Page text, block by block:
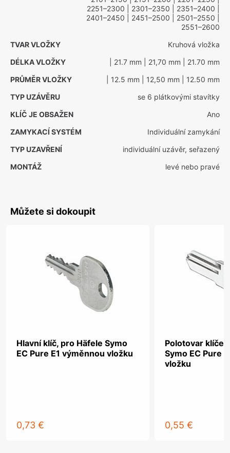
2251–2300 | 2301–2350 | 2351–2400
2401–2450 | 2451–2500 | 2501–2550
2551–2600
TVAR VLOŽKY
Kruhová vložka
DÉLKA VLOŽKY
| 21.7 mm | 21,70 mm | 21.70 mm
PRŮMĚR VLOŽKY
| 12.5 mm | 12,50 mm | 12.50 mm
TYP UZÁVĚRU
se 6 plátkovými stavítky
KLÍČ JE OBSAŽEN
Ano
ZAMYKACÍ SYSTÉM
Individuální zamykání
TYP UZAVŘENÍ
individuální uzávěr, seřazený
MONTÁŽ
levé nebo pravé
Můžete si dokoupit
Hlavní klíč, pro Häfele Symo
EC Pure E1 výměnnou vložku
0,73 €
Polotovar klíče,
Symo EC Pure
vložku
0,55 €